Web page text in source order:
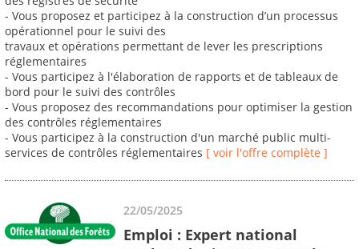
- Vous proposez et participez à la construction d’un processus
opérationnel pour le suivi des
travaux et opérations permettant de lever les prescriptions
réglementaires
- Vous participez à l'élaboration de rapports et de tableaux de
bord pour le suivi des contrôles
- Vous proposez des recommandations pour optimiser la gestion
des contrôles réglementaires
- Vous participez à la construction d'un marché public multi-
services de contrôles réglementaires [ voir l'offre complète ]
22/05/2025
Emploi : Expert national